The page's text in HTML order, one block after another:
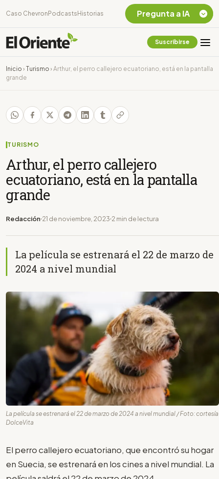
Caso Chevron Podcasts Historias
Suscribirse
Inicio › Turismo › Arthur, el perro callejero ecuatoriano, está en la pantalla
grande
TURISMO
Arthur, el perro callejero
ecuatoriano, está en la pantalla
grande
Redacción 21 de noviembre, 2023 2 min de lectura
La película se estrenará el 22 de marzo de
2024 a nivel mundial
La película se estrenará el 22 de marzo de 2024 a nivel mundial / Foto: cortesía
DolceVita
El perro callejero ecuatoriano, que encontró su hogar
en Suecia, se estrenará en los cines a nivel mundial. La
Pregunta a IA
Chevron Ecuador